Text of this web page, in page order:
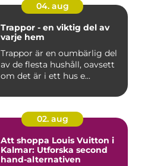
04. aug
Trappor - en viktig del av
varje hem
Trappor är en oumbärlig del
av de flesta hushåll, oavsett
om det är i ett hus e...
02. aug
Att shoppa Louis Vuitton i
Kalmar: Utforska second
hand-alternativen